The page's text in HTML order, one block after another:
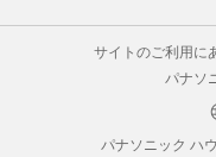
サイトのご利用に
パナソ
パナソニック ハ